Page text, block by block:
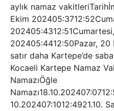
aylık namaz
Ekim
202405:4412:50Pazar,
satır daha Kartepe’de
Kocaeli Kartepe Namaz
NamazıÖğle
10.202407:1012:4921.10.